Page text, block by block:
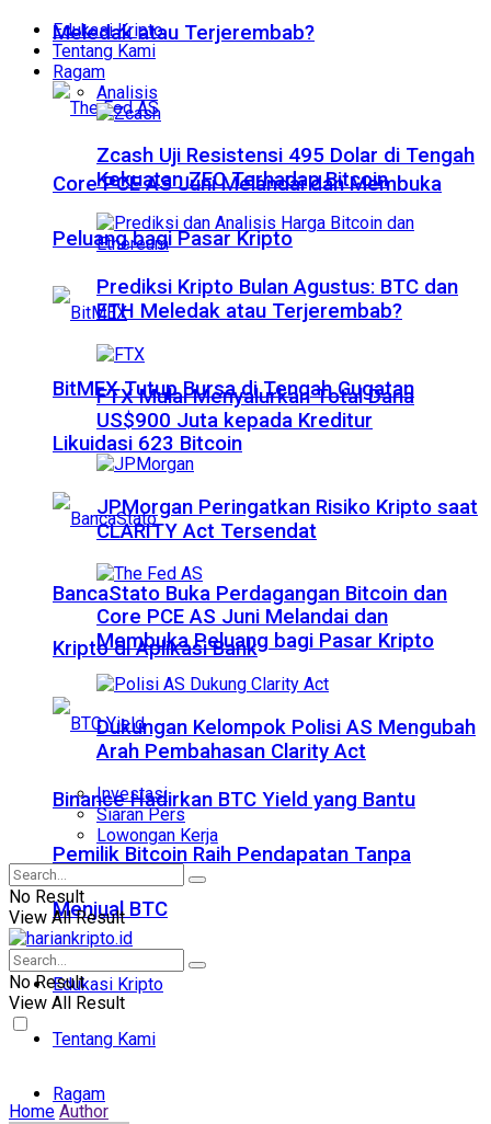
Meledak atau Terjerembab?
Core PCE AS Juni Melandai dan Membuka
Peluang bagi Pasar Kripto
BitMEX Tutup Bursa di Tengah Gugatan
Likuidasi 623 Bitcoin
BancaStato Buka Perdagangan Bitcoin dan
Kripto di Aplikasi Bank
Binance Hadirkan BTC Yield yang Bantu
Pemilik Bitcoin Raih Pendapatan Tanpa
Menjual BTC
Edukasi Kripto
Tentang Kami
Ragam
Edukasi Kripto
Tentang Kami
Ragam
Analisis
Zcash Uji Resistensi 495 Dolar di Tengah
Kekuatan ZEC Terhadap Bitcoin
Prediksi Kripto Bulan Agustus: BTC dan
ETH Meledak atau Terjerembab?
FTX Mulai Menyalurkan Total Dana
US$900 Juta kepada Kreditur
JPMorgan Peringatkan Risiko Kripto saat
CLARITY Act Tersendat
Core PCE AS Juni Melandai dan
Membuka Peluang bagi Pasar Kripto
Dukungan Kelompok Polisi AS Mengubah
Arah Pembahasan Clarity Act
Investasi
Siaran Pers
Lowongan Kerja
No Result
View All Result
No Result
View All Result
Home Author